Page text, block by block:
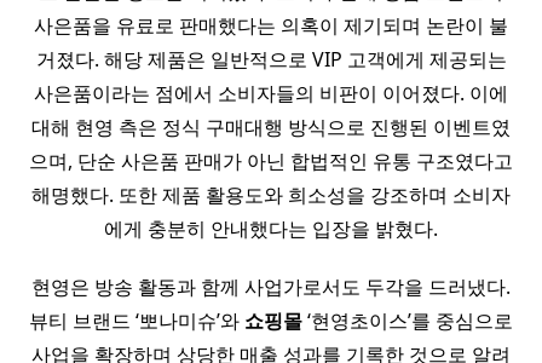
사은품을 유료로 판매했다는 의혹이 제기되며 논란이 불
거졌다. 해당 제품은 일반적으로 VIP 고객에게 제공되는
사은품이라는 점에서 소비자들의 비판이 이어졌다. 이에
대해 현영 측은 정식 구매대행 방식으로 진행된 이벤트였
으며, 단순 사은품 판매가 아닌 합법적인 유통 구조였다고
해명했다. 또한 제품 활용도와 희소성을 강조하며 소비자
에게 충분히 안내했다는 입장을 밝혔다.
현영은 방송 활동과 함께 사업가로서도 두각을 드러냈다.
뷰티 브랜드 ‘뽀나미슈’와 쇼핑몰‘현영초이스’를 중심으로
사업을 확장하며 상당한 매출 성과를 기록한 것으로 알려